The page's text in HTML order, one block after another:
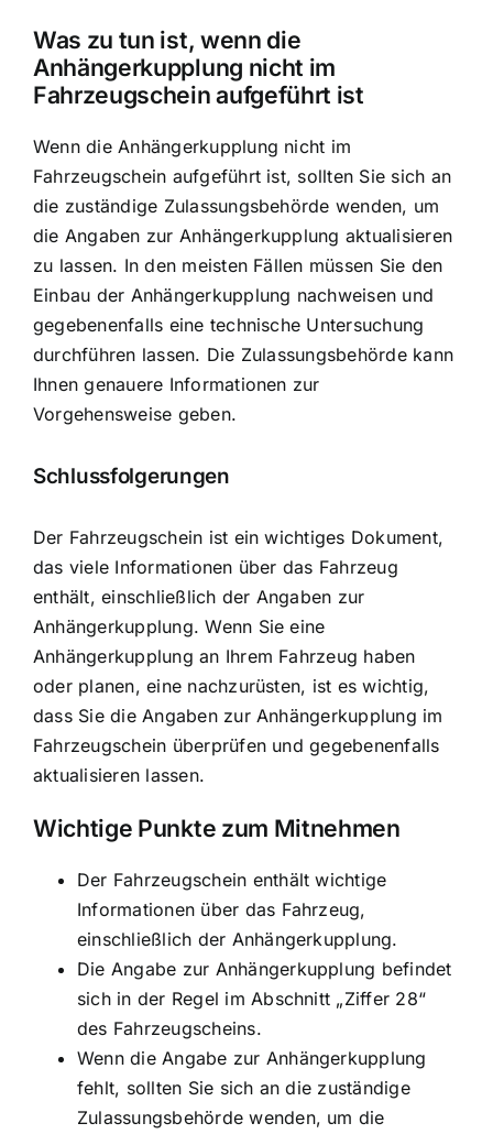
Was zu tun ist, wenn die
Anhängerkupplung nicht im
Fahrzeugschein aufgeführt ist
Wenn die Anhängerkupplung nicht im
Fahrzeugschein aufgeführt ist, sollten Sie sich an
die zuständige Zulassungsbehörde wenden, um
die Angaben zur Anhängerkupplung aktualisieren
zu lassen. In den meisten Fällen müssen Sie den
Einbau der Anhängerkupplung nachweisen und
gegebenenfalls eine technische Untersuchung
durchführen lassen. Die Zulassungsbehörde kann
Ihnen genauere Informationen zur
Vorgehensweise geben.
Schlussfolgerungen
Der Fahrzeugschein ist ein wichtiges Dokument,
das viele Informationen über das Fahrzeug
enthält, einschließlich der Angaben zur
Anhängerkupplung. Wenn Sie eine
Anhängerkupplung an Ihrem Fahrzeug haben
oder planen, eine nachzurüsten, ist es wichtig,
dass Sie die Angaben zur Anhängerkupplung im
Fahrzeugschein überprüfen und gegebenenfalls
aktualisieren lassen.
Wichtige Punkte zum Mitnehmen
Der Fahrzeugschein enthält wichtige
Informationen über das Fahrzeug,
einschließlich der Anhängerkupplung.
Die Angabe zur Anhängerkupplung befindet
sich in der Regel im Abschnitt „Ziffer 28“
des Fahrzeugscheins.
Wenn die Angabe zur Anhängerkupplung
fehlt, sollten Sie sich an die zuständige
Zulassungsbehörde wenden, um die